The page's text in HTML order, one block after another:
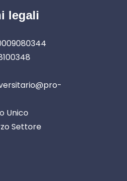
legali
Unico
Settore